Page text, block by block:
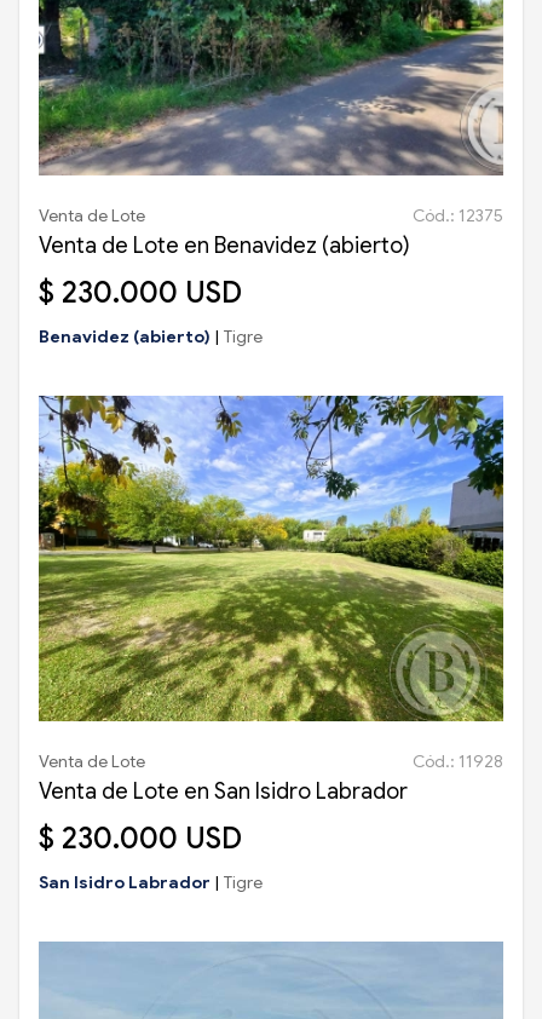
Venta de Lote Cód.: 12375
Venta de Lote en Benavidez (abierto)
$ 230.000 USD
Benavidez (abierto) | Tigre
Venta de Lote Cód.: 11928
Venta de Lote en San Isidro Labrador
$ 230.000 USD
San Isidro Labrador | Tigre